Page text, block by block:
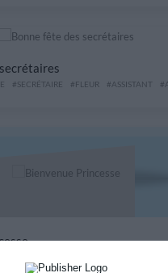
#SECRÉTAIRE #FLEUR #ASSISTANT